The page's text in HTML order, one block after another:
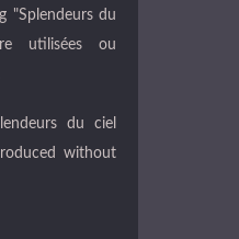
"Splendeurs du
utilisées ou
du ciel
without